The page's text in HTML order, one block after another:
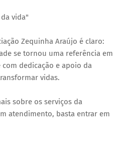
vida"
Zequinha Araújo é claro:
se tornou uma referência em
dedicação e apoio da
vidas.
sobre os serviços da
atendimento, basta entrar em